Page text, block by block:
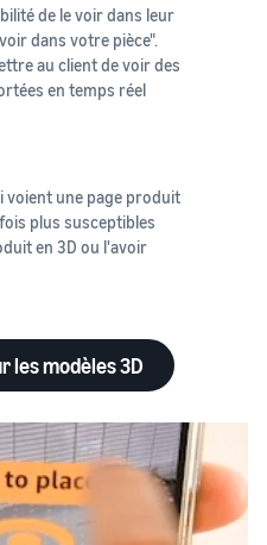
de le voir dans leur
dans votre pièce".
au client de voir des
en temps réel
voient une page produit
plus susceptibles
en 3D ou l'avoir
les modèles 3D